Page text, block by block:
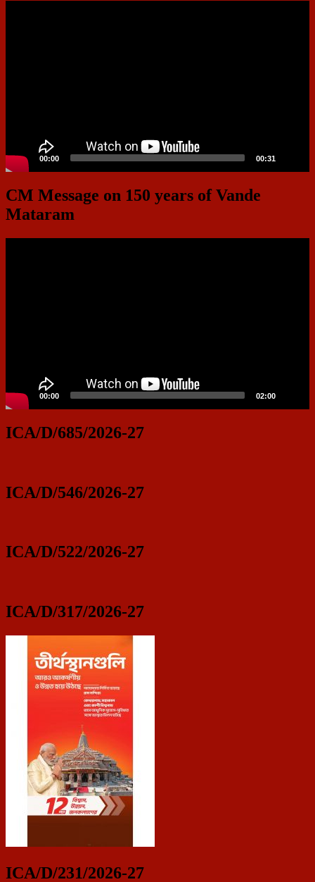
00:00 00:31
CM Message on 150 years of Vande
Mataram
00:00 02:00
ICA/D/685/2026-27
ICA/D/546/2026-27
ICA/D/522/2026-27
ICA/D/317/2026-27
ICA/D/231/2026-27